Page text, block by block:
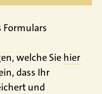
Formulars
welche Siehier
dass Ihr
und